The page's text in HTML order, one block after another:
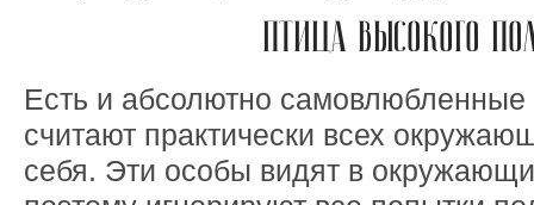
ПТИЦА ВЫСОКОГО
Есть и абсолютно самовлюбленные
считают практически всех
себя. Эти особы видят в